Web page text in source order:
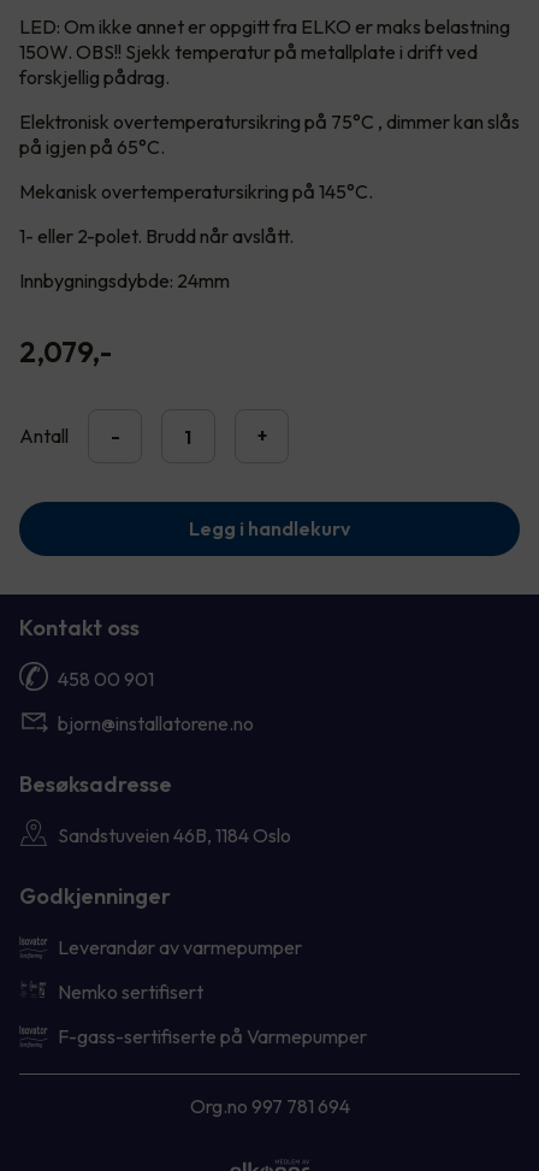
LED: Om ikke annet er oppgitt fra ELKO er maks belastning
150W. OBS!! Sjekk temperatur på metallplate i drift ved
forskjellig pådrag.
Elektronisk overtemperatursikring på 75°C , dimmer kan slås
på igjen på 65°C.
Mekanisk overtemperatursikring på 145°C.
1- eller 2-polet. Brudd når avslått.
Innbygningsdybde: 24mm
2,079,-
Antall - +
Legg i handlekurv
Kontakt oss
458 00 901
bjorn@installatorene.no
Besøksadresse
Sandstuveien 46B, 1184 Oslo
Godkjenninger
Leverandør av varmepumper
Nemko sertifisert
F-gass-sertifiserte på Varmepumper
Org.no 997 781 694